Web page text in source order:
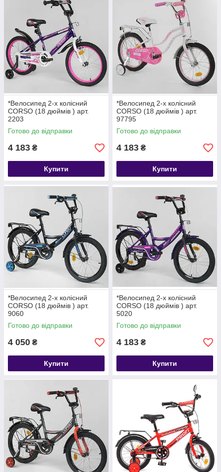
*Велосипед 2-х колісний
CORSO (18 дюймів ) арт.
2203
Готово до відправки
4 183 ₴
Купити
*Велосипед 2-х колісний
CORSO (18 дюймів ) арт.
97795
Готово до відправки
4 183 ₴
Купити
*Велосипед 2-х колісний
CORSO (18 дюймів ) арт.
9060
Готово до відправки
4 050 ₴
Купити
*Велосипед 2-х колісний
CORSO (18 дюймів ) арт.
5020
Готово до відправки
4 183 ₴
Купити